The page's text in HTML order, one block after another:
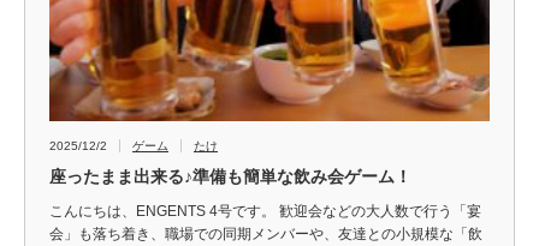
2025/12/2 ゲーム たけ
座ったまま出来る♪準備も簡単な飲み会ゲーム！
こんにちは、ENGENTS 4号です。 歓迎会などの大人数で行う「宴
会」も落ち着き、職場での同期メンバーや、友達との小規模な「飲